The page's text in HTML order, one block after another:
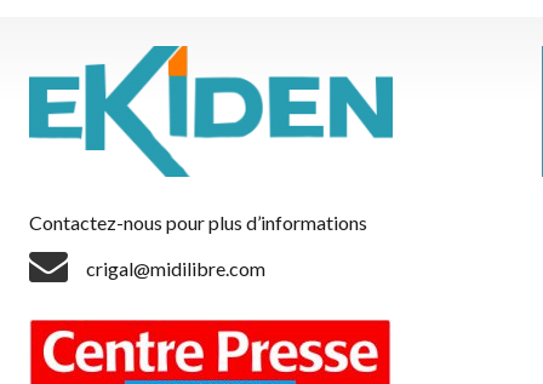
Contactez-nous pour plus d’informations
crigal@midilibre.com